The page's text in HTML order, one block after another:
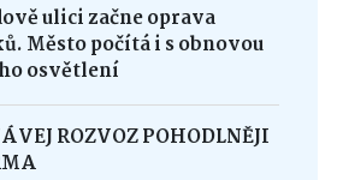
ulici začne oprava
Město počítá i s obnovou
osvětlení
ROZVOZ POHODLNĚJI